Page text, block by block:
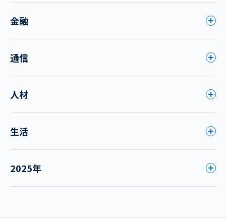
金融
通信
人材
生活
2025年